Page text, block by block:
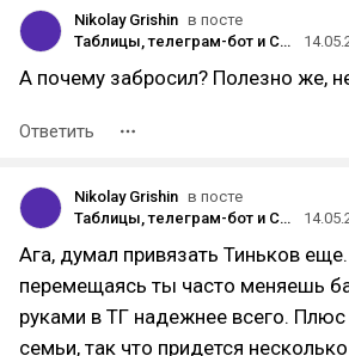
Nikolay Grishin в посте
Таблицы, телеграм-бот и ChatGPT: простой способ вести семейные финансы
А почему забросил? Полезно же,
Ответить
Nikolay Grishin в посте
Таблицы, телеграм-бот и ChatGPT: простой способ вести семейные финансы
Ага, думал привязать Тиньков
перемещаясь ты часто меняешь
руками в ТГ надежнее всего.
семьи, так что придется